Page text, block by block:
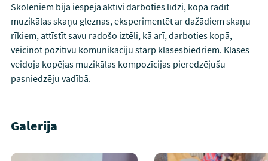
Skolēniem bija iespēja aktīvi darboties līdzi, kopā radīt
muzikālas skaņu gleznas, eksperimentēt ar dažādiem skaņu
rīkiem, attīstīt savu radošo iztēli, kā arī, darboties kopā,
veicinot pozitīvu komunikāciju starp klasesbiedriem. Klases
veidoja kopējas muzikālas kompozīcijas pieredzējušu
pasniedzēju vadībā.
Galerija